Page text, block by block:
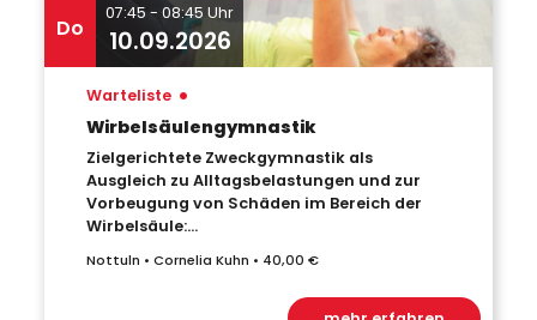
Do
07:45 - 08:45 Uhr
10.09.2026
Wirbelsäulengymnastik
Zielgerichtete Zweckgymnastik als
Ausgleich zu Alltagsbelastungen und zur
Vorbeugung von Schäden im Bereich der
Wirbelsäule:...
Nottuln • Cornelia Kuhn • 40,00 €
Warteliste •